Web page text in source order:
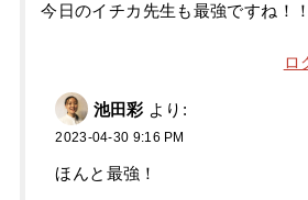
今日のイチカ先生も最強ですね！！
ロ
池田彩 より:
2023-04-30 9:16 PM
ほんと最強！